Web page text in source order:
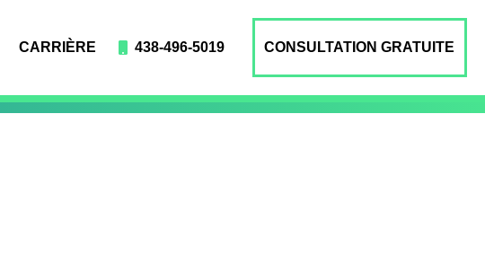
CARRIÈRE 438-496-5019 CONSULTATION GRATUITE